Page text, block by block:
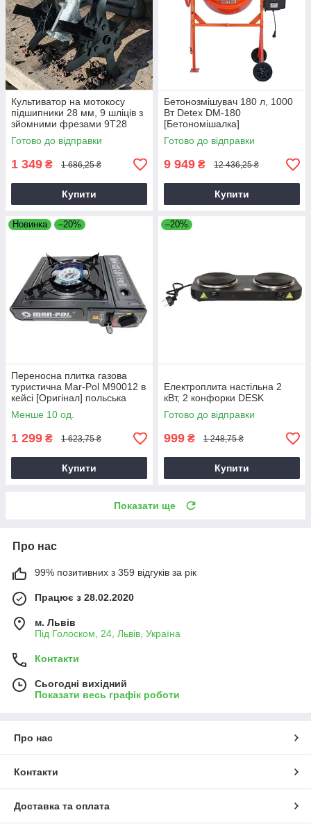
Культиватор на мотокосу
підшипники 28 мм, 9 шліців з
зйомними фрезами 9T28
Готово до відправки
1 349 ₴ 1 686,25 ₴
Купити
Бетонозмішувач 180 л, 1000
Вт Detex DM-180
[Бетономішалка]
Готово до відправки
9 949 ₴ 12 436,25 ₴
Купити
Новинка –20%
Переносна плитка газова
туристична Mar-Pol M90012 в
кейсі [Оригінал] польська
Менше 10 од.
1 299 ₴ 1 623,75 ₴
Купити
–20%
Електроплита настільна 2
кВт, 2 конфорки DESK
Готово до відправки
999 ₴ 1 248,75 ₴
Купити
Показати ще
Про нас
99% позитивних з 359 відгуків за рік
Працює з 28.02.2020
м. Львів
Під Голоском, 24, Львів, Україна
Контакти
Сьогодні вихідний
Показати весь графік роботи
Про нас
Контакти
Доставка та оплата